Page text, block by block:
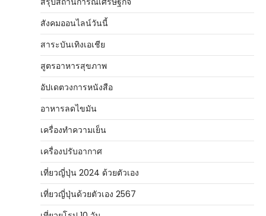
สังคมออนไลน์วันนี้
สาระบันเทิงเอเชีย
สูตรอาหารสุขภาพ
อัปเดตวงการหนังสือ
อาหารลดไขมัน
เครื่องทำความเย็น
เครื่องปรับอากาศ
เที่ยวญี่ปุ่น 2024 ด้วยตัวเอง
เที่ยวญี่ปุ่นด้วยตัวเอง 2567